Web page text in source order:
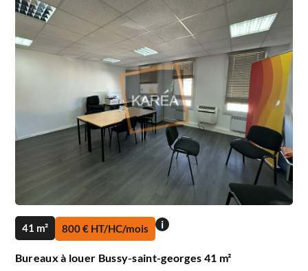
41 m² 800 € HT/HC/mois i
Bureaux à louer Bussy-saint-georges 41 m²